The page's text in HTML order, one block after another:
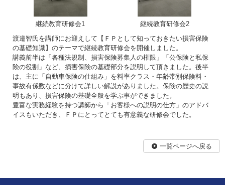
継続教育研修会1
継続教育研修会2
渡邉智氏を講師にお迎えして【ＦＰとして知っておきたい損害保険
の基礎知識】のテーマで継続教育研修会を開催しました。
講義前半は「各種法規制、損害保険募集人の権限」「公保険と私保
険の役割」など、損害保険の基礎部分を説明して頂きました。後半
は、主に「自動車保険の仕組み」を料率クラス・年齢帯別保険料・
事故有係数などに分けて詳しい解説がありました。保険の歴史の説
明もあり、損害保険の基礎全般を学ぶ事ができました。
豊富な実務経験を持つ講師から「お客様への説明の仕方」のアドバ
イスもいただき、ＦＰにとってとても有意義な研修会でした。
一覧ページへ戻る